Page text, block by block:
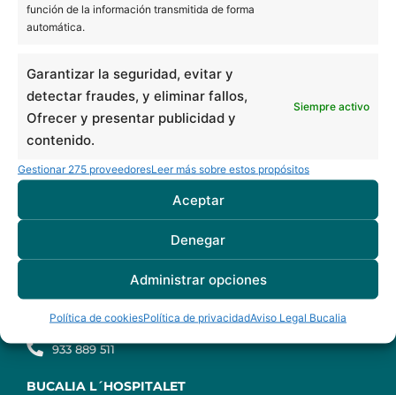
función de la información transmitida de forma
automática.
Garantizar la seguridad, evitar y
detectar fraudes, y eliminar fallos,
Ofrecer y presentar publicidad y
contenido.
Siempre activo
Gestionar 275 proveedoresLeer más sobre estos propósitos
Aceptar
Denegar
Administrar opciones
Política de cookiesPolítica de privacidadAviso Legal Bucalia
08007 Barcelona
934 516 230
Ortopantomografía en Barcelona
Clínica dental en Barcelona
Soins dentaires en Espagne pour patients français
BUCALIA BARCELONA ARIBAU
BUCALIA BADALONA
C/ Mozart 19, bajos
933 889 511
BUCALIA L´HOSPITALET